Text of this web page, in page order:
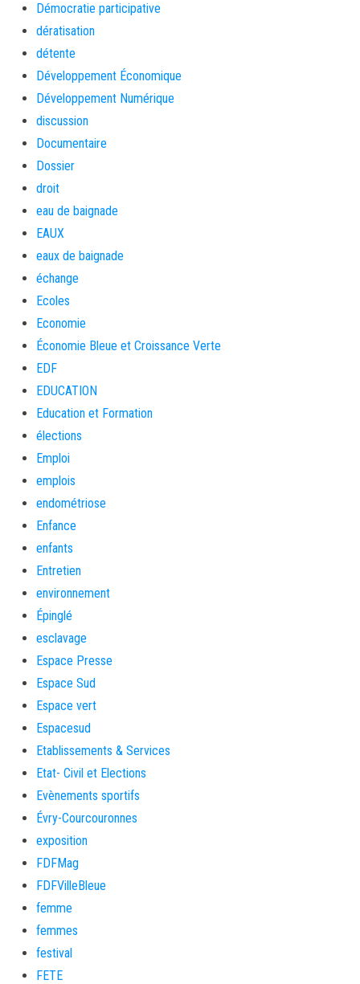
Démocratie participative
dératisation
détente
Développement Économique
Développement Numérique
discussion
Documentaire
Dossier
droit
eau de baignade
EAUX
eaux de baignade
échange
Ecoles
Economie
Économie Bleue et Croissance Verte
EDF
EDUCATION
Education et Formation
élections
Emploi
emplois
endométriose
Enfance
enfants
Entretien
environnement
Épinglé
esclavage
Espace Presse
Espace Sud
Espace vert
Espacesud
Etablissements & Services
Etat- Civil et Elections
Evènements sportifs
Évry-Courcouronnes
exposition
FDFMag
FDFVilleBleue
femme
femmes
festival
FETE